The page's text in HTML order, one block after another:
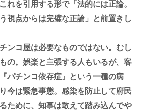
れを引用する形で「法的には正論。
視点からは完璧な正論」と前置きし
チンコ屋は必要なものではない。むし
の。娯楽と主張する人もいるが、客
パチンコ依存症』という一種の病
今は緊急事態。感染を防止して府民
ために、知事は敢えて踏み込んでや